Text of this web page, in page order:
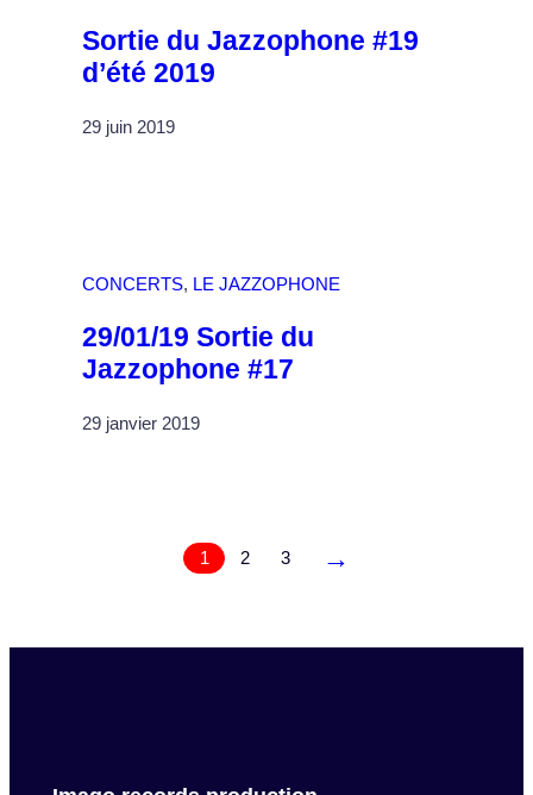
Sortie du Jazzophone #19
d’été 2019
29 juin 2019
CONCERTS, LE JAZZOPHONE
29/01/19 Sortie du
Jazzophone #17
29 janvier 2019
1 2 3 →